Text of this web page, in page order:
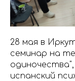
28 мая в
семинар на
испанский